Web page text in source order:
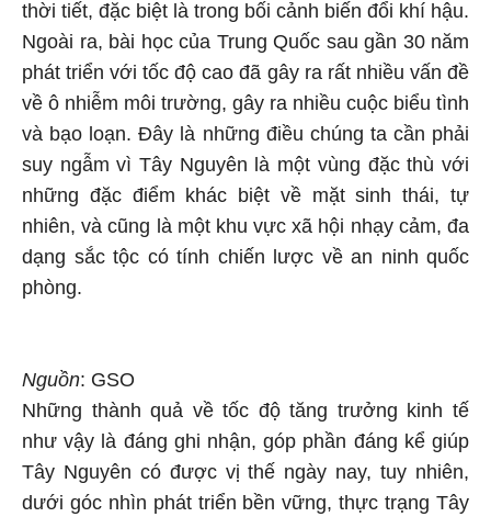
thời tiết, đặc biệt là trong bối cảnh biến đổi khí hậu.
Ngoài ra, bài học của Trung Quốc sau gần 30 năm
phát triển với tốc độ cao đã gây ra rất nhiều vấn đề
về ô nhiễm môi trường, gây ra nhiều cuộc biểu tình
và bạo loạn. Đây là những điều chúng ta cần phải
suy ngẫm vì Tây Nguyên là một vùng đặc thù với
những đặc điểm khác biệt về mặt sinh thái, tự
nhiên, và cũng là một khu vực xã hội nhạy cảm, đa
dạng sắc tộc có tính chiến lược về an ninh quốc
phòng.
Nguồn: GSO
Những thành quả về tốc độ tăng trưởng kinh tế
như vậy là đáng ghi nhận, góp phần đáng kể giúp
Tây Nguyên có được vị thế ngày nay, tuy nhiên,
dưới góc nhìn phát triển bền vững, thực trạng Tây